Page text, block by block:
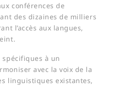
conférences de
des dizaines de milliers
l’accès aux langues,
à un
avec la voix de la
linguistiques existantes,